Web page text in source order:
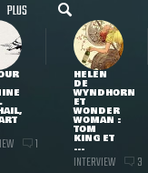
PLUS
1
HELEN
DE
WYNDHORN
ET
WONDER
WOMAN :
TOM
KING ET
...
INTERVIEW 3